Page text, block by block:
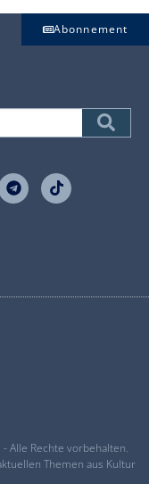
Abonnement
- Alle Rechte vorbehalten.
Themen aus Kultur